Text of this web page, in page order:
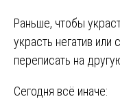
Раньше, чтобы
украсть негатив
переписать на
Сегодня всё иначе: